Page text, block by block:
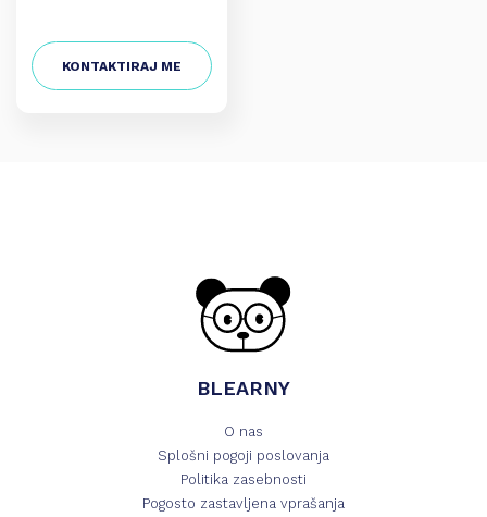
KONTAKTIRAJ ME
BLEARNY
O nas
Splošni pogoji poslovanja
Politika zasebnosti
Pogosto zastavljena vprašanja